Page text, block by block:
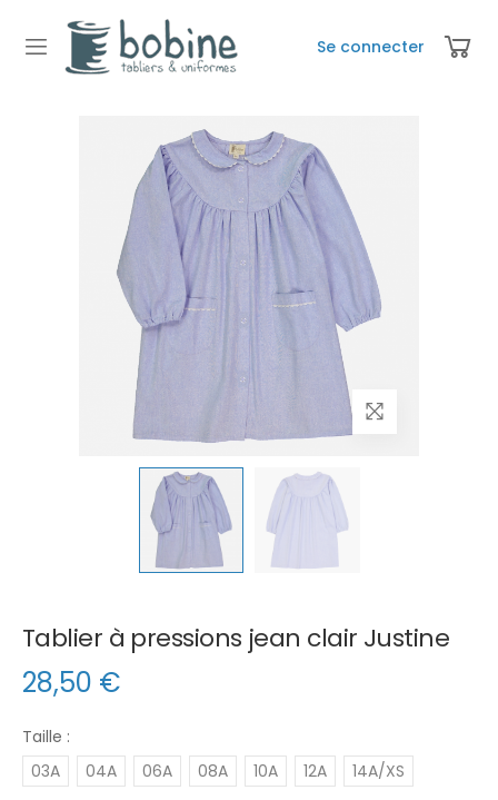
Se connecter
Tablier à pressions jean clair Justine
28,50 €
Taille :
03A
04A 06A 08A 10A 12A
14A/XS